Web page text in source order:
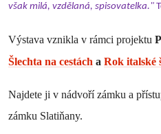
však milá, vzdělaná, spisovatelka."
Výstava vznikla v rámci projektu
Šlechta na cestách a Rok italské
Najdete ji v nádvoří zámku a
zámku Slatiňany.